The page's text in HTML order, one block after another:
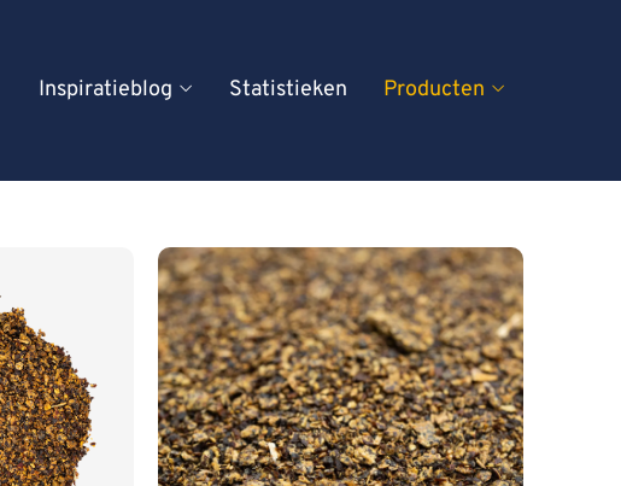
Inspiratieblog Statistieken Producten